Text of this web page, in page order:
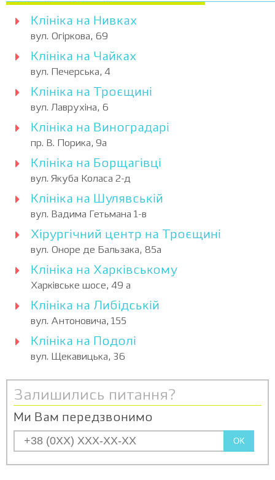
Клініка на Нивках
вул. Огіркова, 69
Клініка на Чайках
вул. Печерська, 4
Клініка на Троєщині
вул. Лаврухіна, 6
Клініка на Виноградарі
пр. В. Порика, 9а
Клініка на Борщагівці
вул. Якуба Коласа 2-д
Клініка на Шулявській
вул. Вадима Гетьмана 1-в
Хірургічний центр на Троєщині
вул. Оноре де Бальзака, 85а
Клініка на Харківському
Харківське шосе, 49 а
Клініка на Либідській
вул. Антоновича, 155
Клініка на Подолі
вул. Щекавицька, 36
Залишились питання?
Ми Вам передзвонимо
OK